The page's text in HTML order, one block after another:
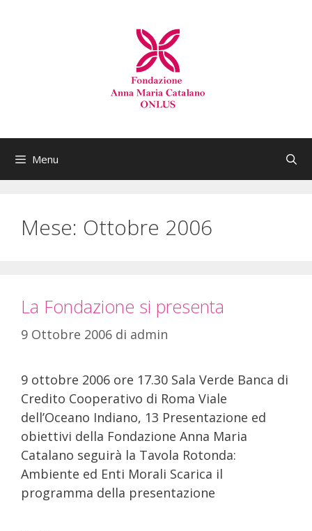
Menu
Mese: Ottobre 2006
La Fondazione si presenta
9 Ottobre 2006 di admin
9 ottobre 2006 ore 17.30 Sala Verde Banca di
Credito Cooperativo di Roma Viale
dell’Oceano Indiano, 13 Presentazione ed
obiettivi della Fondazione Anna Maria
Catalano seguirà la Tavola Rotonda:
Ambiente ed Enti Morali Scarica il
programma della presentazione